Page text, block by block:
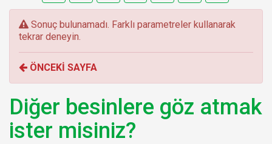
E
r
o
r
:
Sonuç bulunamadı. Farklı parametreler kullanarak
tekrar deneyin.
ÖNCEKİ SAYFA
Diğer besinlere göz atmak
ister misiniz?